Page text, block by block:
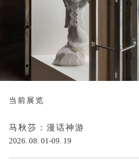
当前展览
马秋莎：漫话神游
2026. 08. 01-09. 19